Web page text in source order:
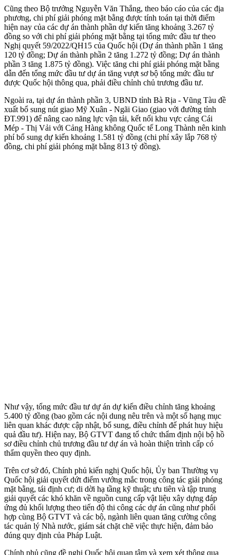
Cũng theo Bộ trưởng Nguyễn Văn Thắng, theo báo cáo của các địa
phương, chi phí giải phóng mặt bằng được tính toán tại thời điểm
hiện nay của các dự án thành phần dự kiến tăng khoảng 3.267 tỷ
đồng so với chi phí giải phóng mặt bằng tại tổng mức đầu tư theo
Nghị quyết 59/2022/QH15 của Quốc hội (Dự án thành phần 1 tăng
120 tỷ đồng; Dự án thành phần 2 tăng 1.272 tỷ đồng; Dự án thành
phần 3 tăng 1.875 tỷ đồng). Việc tăng chi phí giải phóng mặt bằng
dẫn đến tổng mức đầu tư dự án tăng vượt sơ bộ tổng mức đầu tư
được Quốc hội thông qua, phải điều chỉnh chủ trương đầu tư.
Ngoài ra, tại dự án thành phần 3, UBND tỉnh Bà Rịa - Vũng Tàu đề
xuất bổ sung nút giao Mỹ Xuân - Ngãi Giao (giao với đường tỉnh
ĐT.991) để nâng cao năng lực vận tải, kết nối khu vực cảng Cái
Mép - Thị Vải với Cảng Hàng không Quốc tế Long Thành nên kinh
phí bổ sung dự kiến khoảng 1.581 tỷ đồng (chi phí xây lắp 768 tỷ
đồng, chi phí giải phóng mặt bằng 813 tỷ đồng).
Như vậy, tổng mức đầu tư dự án dự kiến điều chỉnh tăng khoảng
5.400 tỷ đồng (bao gồm các nội dung nêu trên và một số hạng mục
liên quan khác được cập nhật, bổ sung, điều chỉnh để phát huy hiệu
quả đầu tư). Hiện nay, Bộ GTVT đang tổ chức thẩm định nội bộ hồ
sơ điều chỉnh chủ trương đầu tư dự án và hoàn thiện trình cấp có
thẩm quyền theo quy định.
Trên cơ sở đó, Chính phủ kiến nghị Quốc hội, Ủy ban Thường vụ
Quốc hội giải quyết dứt điểm vướng mắc trong công tác giải phóng
mặt bằng, tái định cư; di dời hạ tầng kỹ thuật; ưu tiên và tập trung
giải quyết các khó khăn về nguồn cung cấp vật liệu xây dựng đáp
ứng đủ khối lượng theo tiến độ thi công các dự án cũng như phối
hợp cùng Bộ GTVT và các bộ, ngành liên quan tăng cường công
tác quản lý Nhà nước, giám sát chặt chẽ việc thực hiện, đảm bảo
đúng quy định của Pháp Luật.
Chính phủ cũng đề nghị Quốc hội quan tâm và xem xét thông qua